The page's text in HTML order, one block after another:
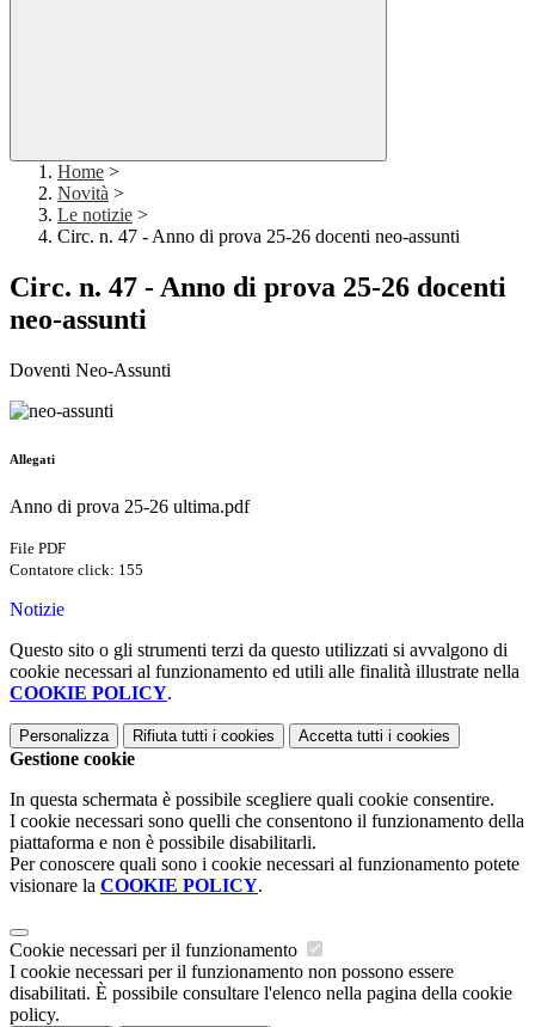
Home >
Novità >
Le notizie >
Circ. n. 47 - Anno di prova 25-26 docenti neo-assunti
Circ. n. 47 - Anno di prova 25-26 docenti
neo-assunti
Doventi Neo-Assunti
Allegati
Anno di prova 25-26 ultima.pdf
File PDF
Contatore click: 155
Notizie
Questo sito o gli strumenti terzi da questo utilizzati si avvalgono di
cookie necessari al funzionamento ed utili alle finalità illustrate nella
COOKIE POLICY.
Personalizza Rifiuta tutti i cookies Accetta tutti i cookies
Gestione cookie
In questa schermata è possibile scegliere quali cookie consentire.
I cookie necessari sono quelli che consentono il funzionamento della
piattaforma e non è possibile disabilitarli.
Per conoscere quali sono i cookie necessari al funzionamento potete
visionare la COOKIE POLICY.
Cookie necessari per il funzionamento
I cookie necessari per il funzionamento non possono essere
disabilitati. È possibile consultare l'elenco nella pagina della cookie
policy.